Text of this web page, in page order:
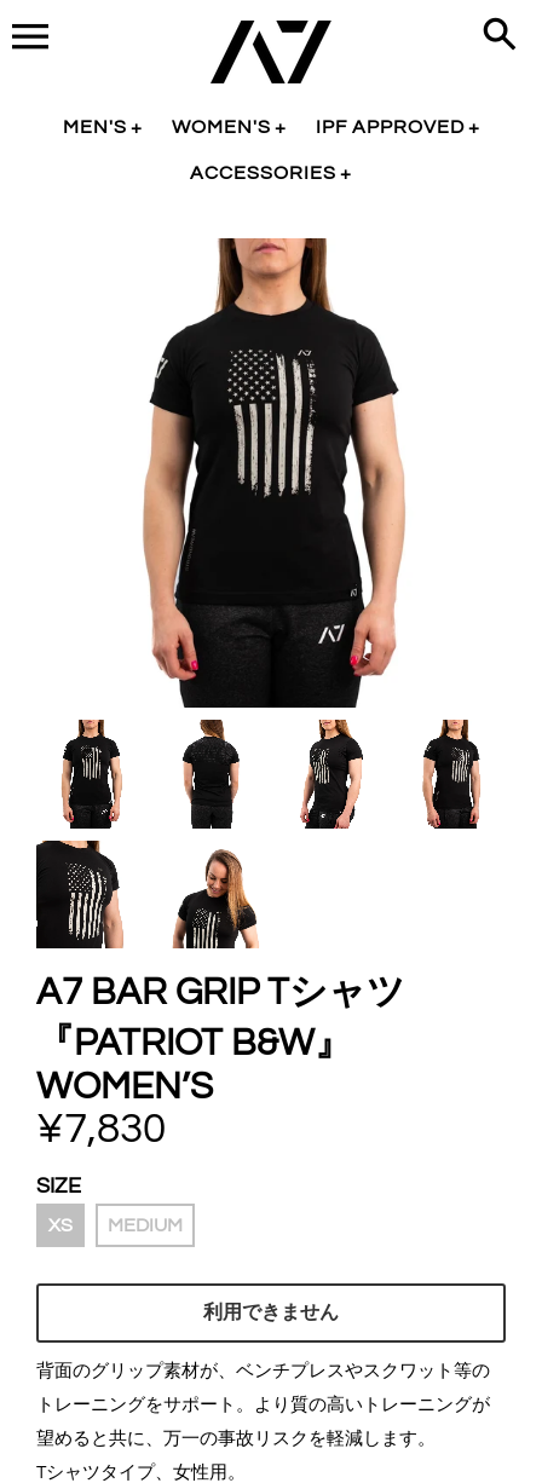
品
MEN'S WOMEN'S IPF APPROVED
ACCESSORIES
A7 BAR GRIP Tシャツ
『PATRIOT B&W』
WOMEN’S
¥7,830
SIZE
XS MEDIUM
利用できません
背面のグリップ素材が、ベンチプレスやスクワット等の
トレーニングをサポート。より質の高いトレーニングが
望めると共に、万一の事故リスクを軽減します。
Tシャツタイプ、女性用。